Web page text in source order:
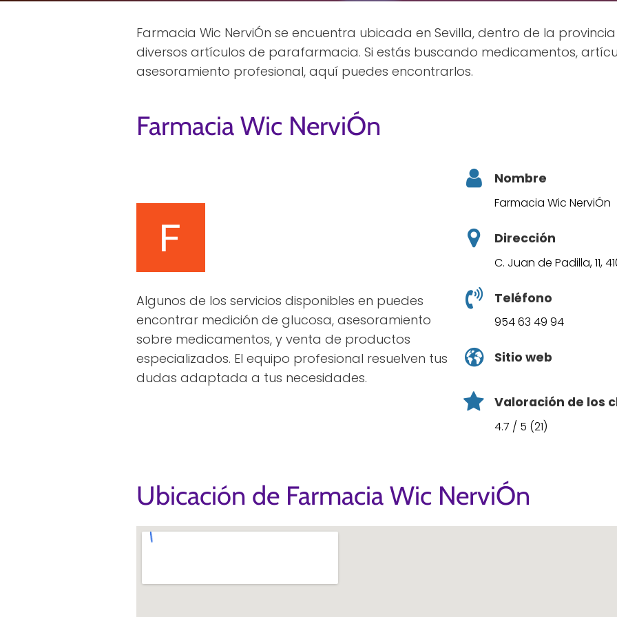
Farmacia Wic NerviÓn se encuentra ubicada en Sevilla, dentro de la
diversos artículos de parafarmacia. Si estás buscando medicamentos,
asesoramiento profesional, aquí puedes encontrarlos.
Farmacia Wic NerviÓn
Algunos de los servicios disponibles en puedes
encontrar medición de glucosa, asesoramiento
sobre medicamentos, y venta de productos
especializados. El equipo profesional resuelven tus
dudas adaptada a tus necesidades.
Nombre
Farmacia Wic NerviÓn
Dirección
C. Juan de Padilla, 11,
Teléfono
954 63 49 94
Sitio web
Valoración de los
4.7 / 5 (21)
Ubicación de Farmacia Wic NerviÓn